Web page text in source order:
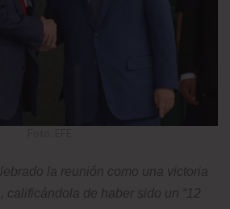
la reunión como una victoria
calificándola de haber sido un “12